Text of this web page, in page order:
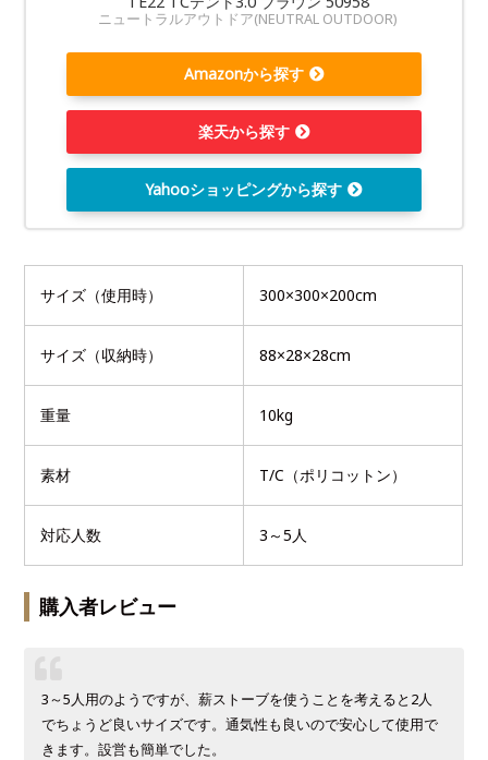
ニュートラルアウトドア(NEUTRAL OUTDOOR)
Amazonから探す
楽天から探す
Yahooショッピングから探す
サイズ（使用時） 300×300×200cm
サイズ（収納時） 88×28×28cm
重量 10kg
素材 T/C（ポリコットン）
対応人数 3～5人
購入者レビュー
3～5人用のようですが、薪ストーブを使うことを考えると2人
でちょうど良いサイズです。通気性も良いので安心して使用で
きます。設営も簡単でした。